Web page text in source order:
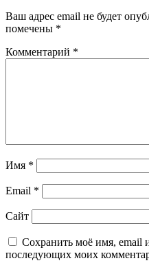
Ваш адрес email не будет
помечены *
Комментарий *
Имя *
Email *
Сайт
Сохранить моё имя, email
последующих моих